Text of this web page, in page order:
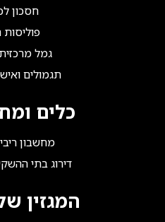
חסכון
פוליסות
גמל
תגמולים
כלים
מחשבון
דירוג בתי
המגזין